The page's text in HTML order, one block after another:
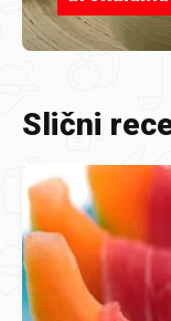
Slični